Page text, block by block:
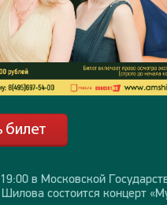
в Московской
состоится концерт